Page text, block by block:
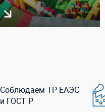
Соблюдаем ТР ЕАЭС
и ГОСТ Р